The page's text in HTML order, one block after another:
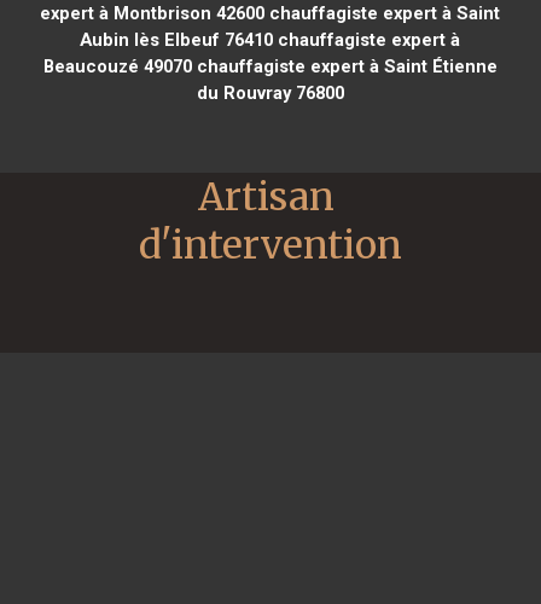
expert à Montbrison 42600 chauffagiste expert à Saint
Aubin lès Elbeuf 76410 chauffagiste expert à
Beaucouzé 49070chauffagiste expert à Saint Étienne
du Rouvray 76800
Artisan
d'intervention